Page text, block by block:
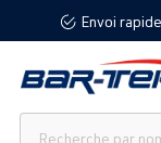
principalEnvoi rapide